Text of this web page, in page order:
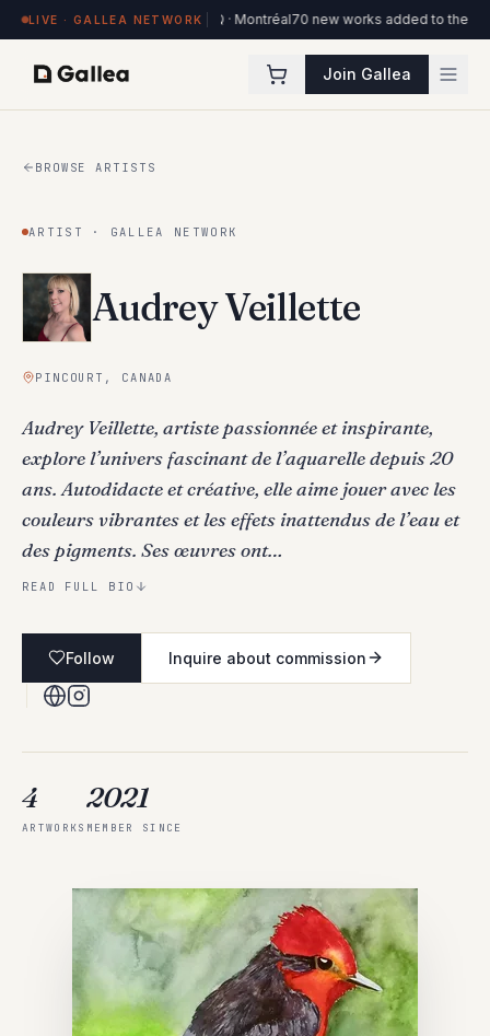
LIVE · GALLEA NETWORK
on view at Hôtel de l'ITHQ · Montréal70 new works added to the Ottawa
Join Gallea
BROWSE ARTISTS
ARTIST · GALLEA NETWORK
Audrey Veillette
PINCOURT, CANADA
Audrey Veillette, artiste passionnée et inspirante,
explore l’univers fascinant de l’aquarelle depuis 20
ans. Autodidacte et créative, elle aime jouer avec les
couleurs vibrantes et les effets inattendus de l’eau et
des pigments. Ses œuvres ont…
READ FULL BIO
Follow Inquire about commission
4
ARTWORKS
2021
MEMBER SINCE